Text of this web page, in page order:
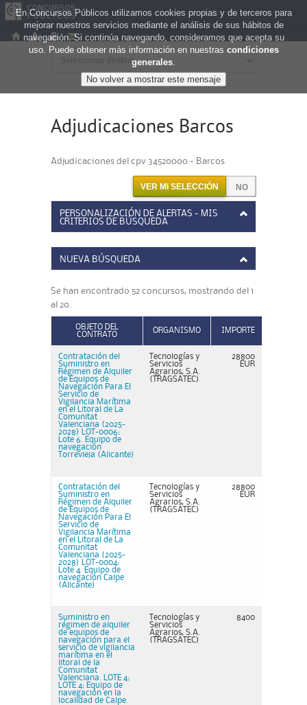
Adjudicaciones Barcos
Adjudicaciones del cpv 34520000 - Barcos
VER MI SELECCIÓN
PERSONALIZACIÓN DE ALERTAS - MIS
CRITERIOS DE BÚSQUEDA
NUEVA BÚSQUEDA
Se han encontrado 52 concursos, mostrando del 1
al 20.
OBJETO DEL
CONTRATO
ORGANISMO IMPORTE
Contratación del
Suministro en
Régimen de Alquiler
de Equipos de
Navegación Para El
Servicio de
Vigilancia Marítima
en el Litoral de La
Comunitat
Valenciana (2025-
2028) LOT-0006:
Lote 6. Equipo de
navegación
Torrevieja (Alicante)
Tecnologías y
Servicios
Agrarios, S.A.
(TRAGSATEC)
28800
EUR
Contratación del
Suministro en
Régimen de Alquiler
de Equipos de
Navegación Para El
Servicio de
Vigilancia Marítima
en el Litoral de La
Comunitat
Valenciana (2025-
2028) LOT-0004:
Lote 4. Equipo de
navegación Calpe
(Alicante)
Tecnologías y
Servicios
Agrarios, S.A.
(TRAGSATEC)
28800
EUR
Suministro en
régimen de alquiler
de equipos de
navegación para el
servicio de vigilancia
marítima en el
litoral de la
Comunitat
Valenciana. LOTE 4:
LOTE 4: Equipo de
navegación en la
localidad de Calpe.
Tecnologías y
Servicios
Agrarios, S.A.
(TRAGSATEC)
8400
En Concursos Públicos utilizamos cookies propias y de terceros para
mejorar nuestros servicios mediante el análisis de sus hábitos de
navegación. Si continúa navegando, consideramos que acepta su
uso. Puede obtener más información en nuestras condiciones
generales.